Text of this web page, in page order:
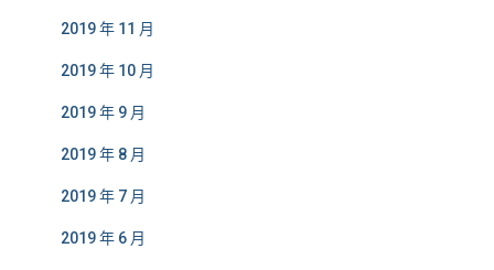
2019 年 11 月
2019 年 10 月
2019 年 9 月
2019 年 8 月
2019 年 7 月
2019 年 6 月